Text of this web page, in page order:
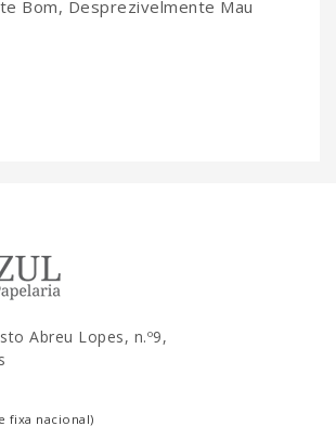
Bom, Desprezivelmente Mau
Abreu Lopes, n.º9,
fixa nacional)